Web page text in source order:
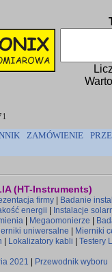
ZAMÓWIENIE
(HT-Instruments)
firmy
Badanie
energii
Instalacje
Megaomonierze
uniwersalne
Mierniki
Lokalizatory kabli
Testery
2021 Przewodnik wyboru